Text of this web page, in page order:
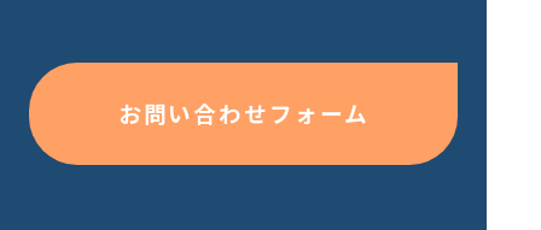
お問い合わせフォーム